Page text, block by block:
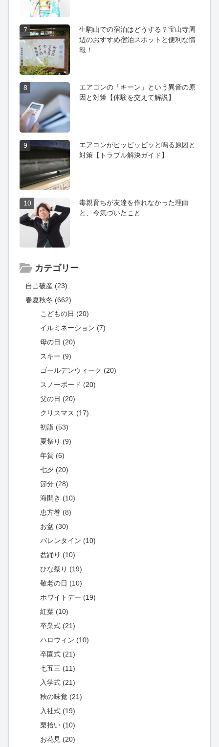
7
生駒山での宿泊はどうする？宝山寺周
辺のおすすめ宿泊スポットと便利な情
報！
8
エアコンの「キーン」という異音の原
因と対策【体験を交えて解説】
9
エアコンがピッピッピッと鳴る原因と
対策【トラブル解決ガイド】
10
毒親育ちが友達を作れなかった理由
と、今気づいたこと
カテゴリー
自己破産 (23)
春夏秋冬 (662)
こどもの日 (20)
イルミネーション (7)
母の日 (20)
スキー (9)
ゴールデンウィーク (20)
スノーボード (20)
父の日 (20)
クリスマス (17)
初詣 (53)
夏祭り (9)
年賀 (6)
七夕 (20)
節分 (28)
海開き (10)
恵方巻 (8)
お盆 (30)
バレンタイン (10)
盆踊り (10)
ひな祭り (19)
敬老の日 (10)
ホワイトデー (19)
紅葉 (10)
卒業式 (21)
ハロウィン (10)
卒園式 (21)
七五三 (11)
入学式 (21)
秋の味覚 (21)
入社式 (19)
栗拾い (10)
お花見 (20)